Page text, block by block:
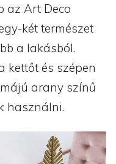
az Art Deco
két természet
a lakásból.
kettőt és szépen
arany színű
használni.